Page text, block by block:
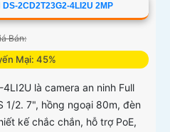
2CD2T23G2-4LI2U 2MP
Bán:
Mại: 45%
là camera an ninh Full
1/2. 7", hồng ngoại 80m, đèn
kế chắc chắn, hỗ trợ PoE,